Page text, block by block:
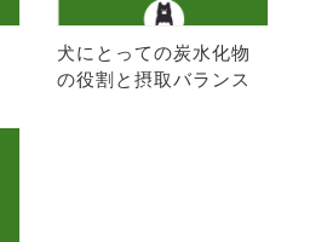
犬にとっての炭水化物
の役割と摂取バランス